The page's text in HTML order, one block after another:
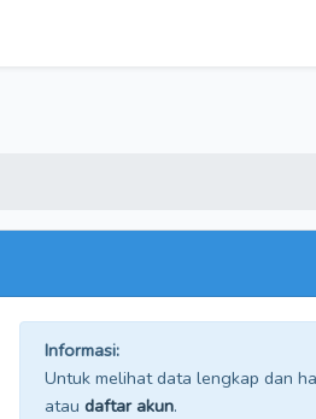
Informasi:
Untuk melihat data lengkap dan
atau daftar akun.